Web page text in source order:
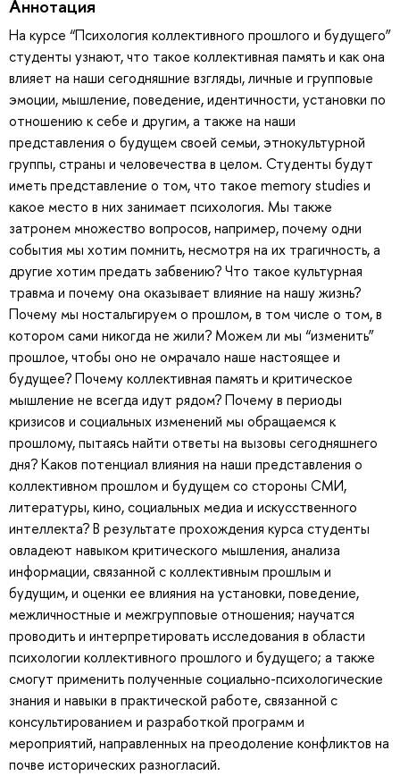
Аннотация
На курсе “Психология коллективного прошлого и будущего”
студенты узнают, что такое коллективная память и как она
влияет на наши сегодняшние взгляды, личные и групповые
эмоции, мышление, поведение, идентичности, установки по
отношению к себе и другим, а также на наши
представления о будущем своей семьи, этнокультурной
группы, страны и человечества в целом. Студенты будут
иметь представление о том, что такое memory studies и
какое место в них занимает психология. Мы также
затронем множество вопросов, например, почему одни
события мы хотим помнить, несмотря на их трагичность, а
другие хотим предать забвению? Что такое культурная
травма и почему она оказывает влияние на нашу жизнь?
Почему мы ностальгируем о прошлом, в том числе о том, в
котором сами никогда не жили? Можем ли мы “изменить”
прошлое, чтобы оно не омрачало наше настоящее и
будущее? Почему коллективная память и критическое
мышление не всегда идут рядом? Почему в периоды
кризисов и социальных изменений мы обращаемся к
прошлому, пытаясь найти ответы на вызовы сегодняшнего
дня? Каков потенциал влияния на наши представления о
коллективном прошлом и будущем со стороны СМИ,
литературы, кино, социальных медиа и искусственного
интеллекта? В результате прохождения курса студенты
овладеют навыком критического мышления, анализа
информации, связанной с коллективным прошлым и
будущим, и оценки ее влияния на установки, поведение,
межличностные и межгрупповые отношения; научатся
проводить и интерпретировать исследования в области
психологии коллективного прошлого и будущего; а также
смогут применить полученные социально-психологические
знания и навыки в практической работе, связанной с
консультированием и разработкой программ и
мероприятий, направленных на преодоление конфликтов на
почве исторических разногласий.